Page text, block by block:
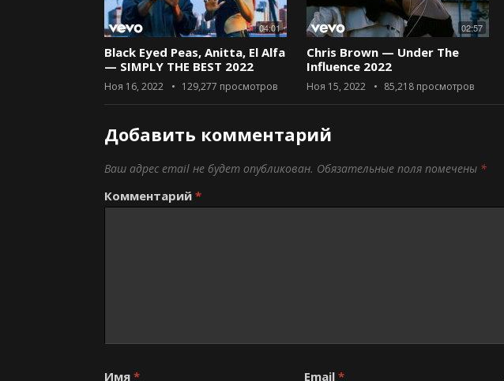
04:01
Black Eyed Peas, Anitta, El Alfa
— SIMPLY THE BEST 2022
Ноя 16, 2022 129,277 просмотров
02:57
Chris Brown — Under The
Influence 2022
Ноя 15, 2022 85,218 просмотров
Добавить комментарий
Ваш адрес email не будет опубликован. Обязательные поля помечены *
Комментарий *
Имя * Email *